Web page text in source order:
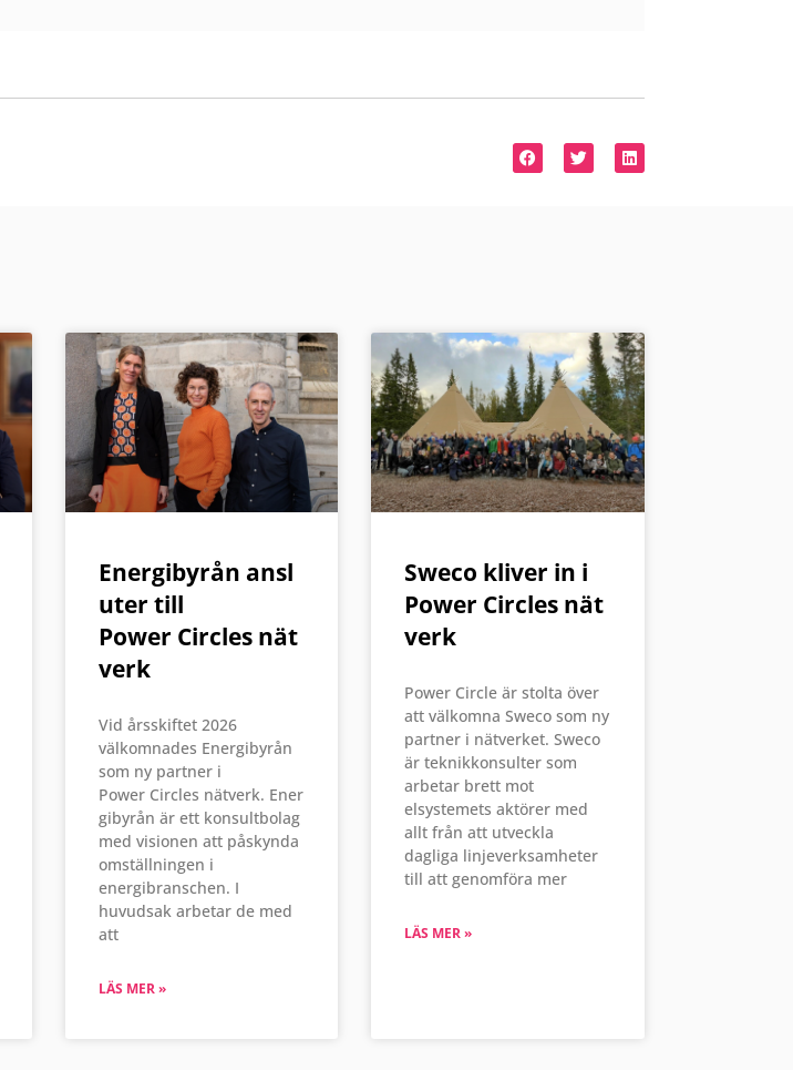
Energibyrån ansl
uter till
Power Circles nät
verk
Vid årsskiftet 2026
välkomnades Energibyrån
som ny partner i
Power Circles nätverk. Ener
gibyrån är ett konsultbolag
med visionen att påskynda
omställningen i
energibranschen. I
huvudsak arbetar de med
att
LÄS MER »
Sweco kliver in i
Power Circles nät
verk
Power Circle är stolta över
att välkomna Sweco som ny
partner i nätverket. Sweco
är teknikkonsulter som
arbetar brett mot
elsystemets aktörer med
allt från att utveckla
dagliga linjeverksamheter
till att genomföra mer
LÄS MER »